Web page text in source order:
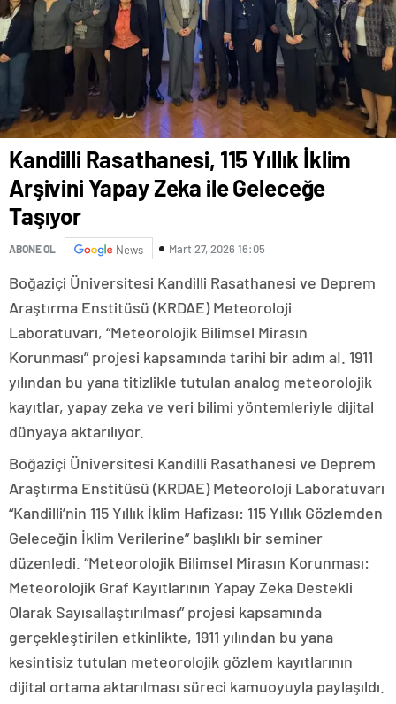
Kandilli Rasathanesi, 115 Yıllık İklim
Arşivini Yapay Zeka ile Geleceğe
Taşıyor
ABONE OL News Mart 27, 2026 16:05
Boğaziçi Üniversitesi Kandilli Rasathanesi ve Deprem
Araştırma Enstitüsü (KRDAE) Meteoroloji
Laboratuvarı, “Meteorolojik Bilimsel Mirasın
Korunması” projesi kapsamında tarihi bir adım aI. 1911
yılından bu yana titizlikle tutulan analog meteorolojik
kayıtlar, yapay zeka ve veri bilimi yöntemleriyle dijital
dünyaya aktarılıyor.
Boğaziçi Üniversitesi Kandilli Rasathanesi ve Deprem
Araştırma Enstitüsü (KRDAE) Meteoroloji Laboratuvarı
“Kandilli’nin 115 Yıllık İklim Hafizası: 115 Yıllık Gözlemden
Geleceğin İklim Verilerine” başlıklı bir seminer
düzenledi. “Meteorolojik Bilimsel Mirasın Korunması:
Meteorolojik Graf Kayıtlarının Yapay Zeka Destekli
Olarak Sayısallaştırılması” projesi kapsamında
gerçekleştirilen etkinlikte, 1911 yılından bu yana
kesintisiz tutulan meteorolojik gözlem kayıtlarının
dijital ortama aktarılması süreci kamuoyuyla paylaşıldı.